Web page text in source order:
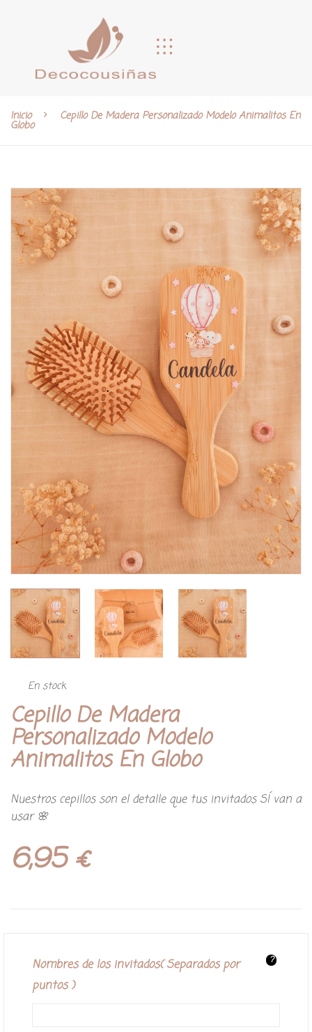
Inicio Cepillo De Madera Personalizado Modelo Animalitos En
Globo
En stock
Cepillo De Madera
Personalizado Modelo
Animalitos En Globo
Nuestros cepillos son el detalle que tus invitados SÍ van a
usar 🌸
6,95€
Nombres de los invitados( Separados por
puntos )
?